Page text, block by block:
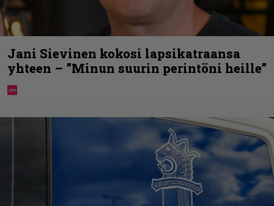
Jani Sievinen kokosi lapsikatraansa
yhteen – ”Minun suurin perintöni heille”